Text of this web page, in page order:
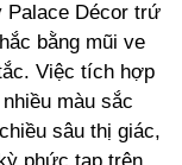
Palace Décor trứ
bằng mũi ve
Việc tích hợp
màu sắc
sâu thị giác,